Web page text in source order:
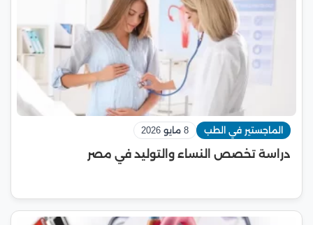
الماجستير في الطب 8 مايو 2026
دراسة تخصص النساء والتوليد في مصر